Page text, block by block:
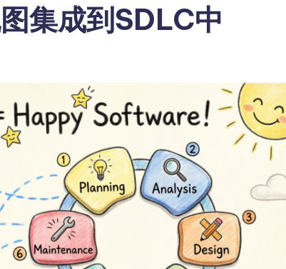
集成到SDLC中